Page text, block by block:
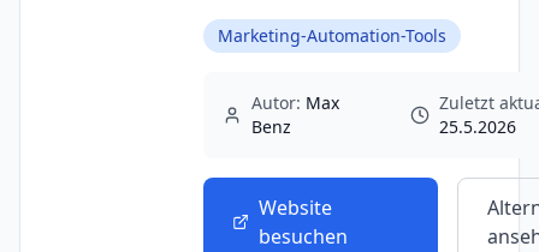
Marketing-Automation-Tools
Autor: Max
Benz
Zuletzt
25.5.2026
Website
besuchen